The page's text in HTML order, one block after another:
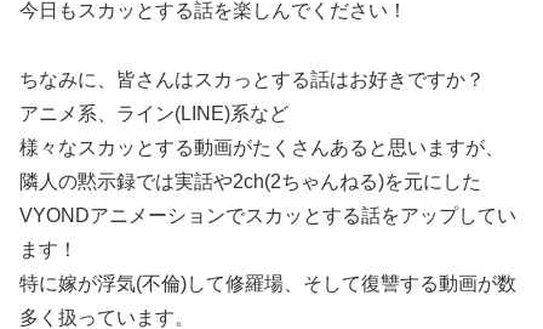
今日もスカッとする話を楽しんでください！
ちなみに、皆さんはスカっとする話はお好きですか？
アニメ系、ライン(LINE)系など
様々なスカッとする動画がたくさんあると思いますが、
隣人の黙示録では実話や2ch(2ちゃんねる)を元にした
VYONDアニメーションでスカッとする話をアップしてい
ます！
特に嫁が浮気(不倫)して修羅場、そして復讐する動画が数
多く扱っています。